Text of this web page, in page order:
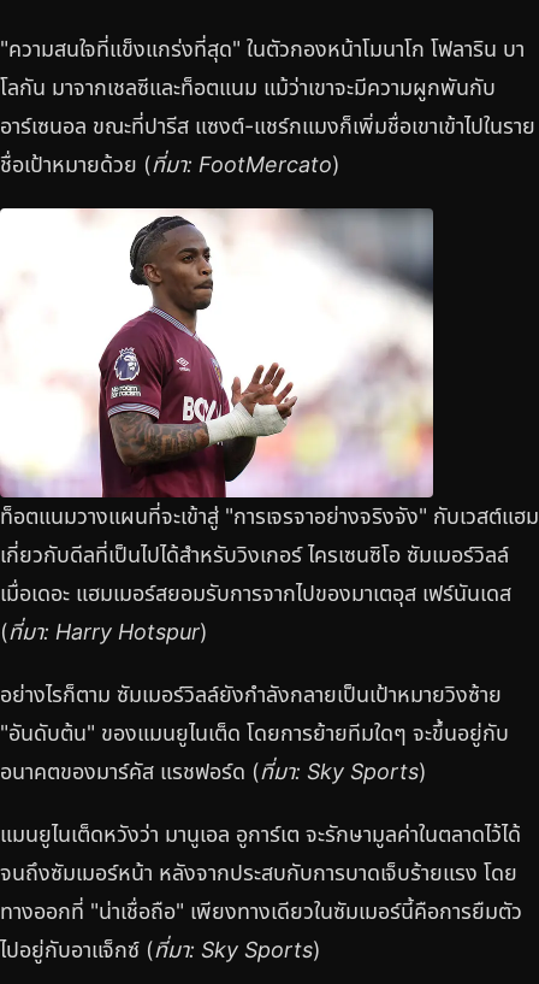
"ความสนใจที่แข็งแกร่งที่สุด" ในตัวกองหน้าโมนาโก โฟลาริน บา
โลกัน มาจากเชลซีและท็อตแนม แม้ว่าเขาจะมีความผูกพันกับ
อาร์เซนอล ขณะที่ปารีส แซงต์-แชร์กแมงก็เพิ่มชื่อเขาเข้าไปในราย
ชื่อเป้าหมายด้วย (ที่มา: FootMercato)
ท็อตแนมวางแผนที่จะเข้าสู่ "การเจรจาอย่างจริงจัง" กับเวสต์แฮม
เกี่ยวกับดีลที่เป็นไปได้สำหรับวิงเกอร์ ไครเซนซิโอ ซัมเมอร์วิลล์
เมื่อเดอะ แฮมเมอร์สยอมรับการจากไปของมาเตอุส เฟร์นันเดส
(ที่มา: Harry Hotspur)
อย่างไรก็ตาม ซัมเมอร์วิลล์ยังกำลังกลายเป็นเป้าหมายวิงซ้าย
"อันดับต้น" ของแมนยูไนเต็ด โดยการย้ายทีมใดๆ จะขึ้นอยู่กับ
อนาคตของมาร์คัส แรชฟอร์ด (ที่มา: Sky Sports)
แมนยูไนเต็ดหวังว่า มานูเอล อูการ์เต จะรักษามูลค่าในตลาดไว้ได้
จนถึงซัมเมอร์หน้า หลังจากประสบกับการบาดเจ็บร้ายแรง โดย
ทางออกที่ "น่าเชื่อถือ" เพียงทางเดียวในซัมเมอร์นี้คือการยืมตัว
ไปอยู่กับอาแจ็กซ์ (ที่มา: Sky Sports)